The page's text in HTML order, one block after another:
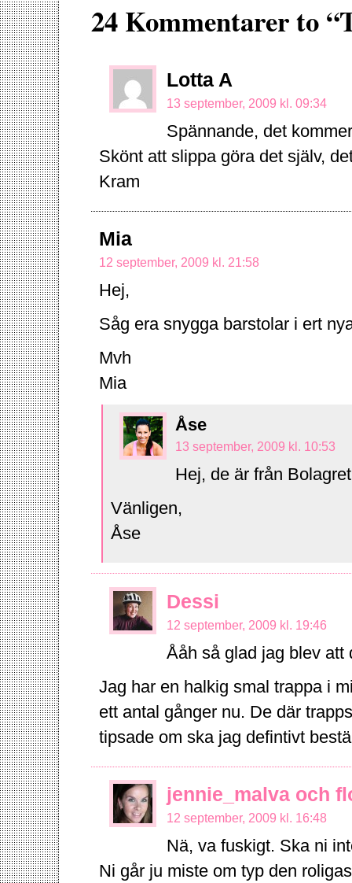
24 Kommentarer to
Lotta A
13 september, 2009 kl. 09:34
Spännande, det
Skönt att slippa göra det själv,
Kram
Mia
12 september, 2009 kl. 21:58
Hej,
Såg era snygga barstolar i ert
Mvh
Mia
Åse
13 september, 2009 kl. 10:53
Hej, de är från
Vänligen,
Åse
Dessi
12 september, 2009 kl. 19:46
Ååh så glad jag blev att
Jag har en halkig smal trappa i
ett antal gånger nu. De där
tipsade om ska jag defintivt
jennie_malva och
12 september, 2009 kl. 16:48
Nä, va fuskigt. Ska ni
Ni går ju miste om typ den